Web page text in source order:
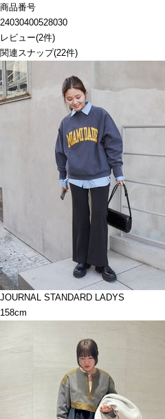
商品番号
24030400528030
レビュー(2件)
関連スナップ(22件)
JOURNAL STANDARD LADYS
158cm